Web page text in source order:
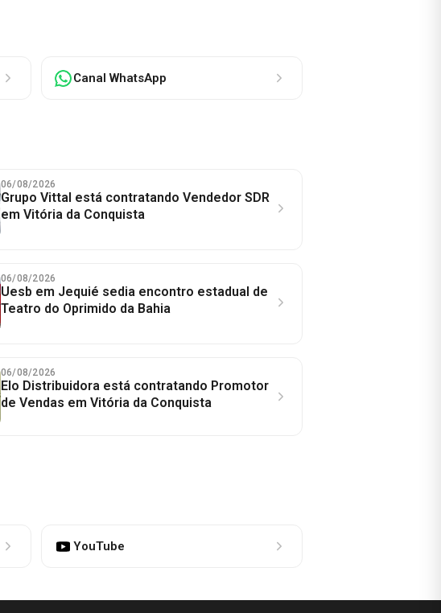
Canal WhatsApp
06/08/2026
Grupo Vittal está contratando Vendedor SDR
em Vitória da Conquista
06/08/2026
Uesb em Jequié sedia encontro estadual de
Teatro do Oprimido da Bahia
06/08/2026
Elo Distribuidora está contratando Promotor
de Vendas em Vitória da Conquista
YouTube